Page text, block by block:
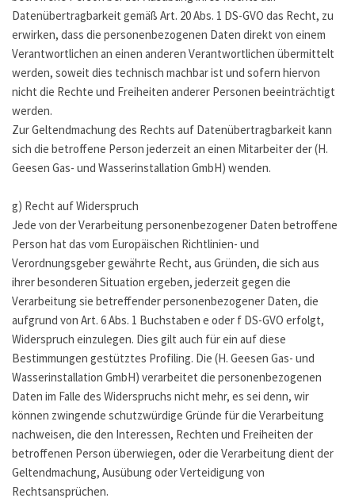
Datenübertragbarkeit gemäß Art. 20 Abs. 1 DS-GVO das Recht, zu
erwirken, dass die personenbezogenen Daten direkt von einem
Verantwortlichen an einen anderen Verantwortlichen übermittelt
werden, soweit dies technisch machbar ist und sofern hiervon
nicht die Rechte und Freiheiten anderer Personen beeinträchtigt
werden.
Zur Geltendmachung des Rechts auf Datenübertragbarkeit kann
sich die betroffene Person jederzeit an einen Mitarbeiter der (H.
Geesen Gas- und Wasserinstallation GmbH) wenden.
g) Recht auf Widerspruch
Jede von der Verarbeitung personenbezogener Daten betroffene
Person hat das vom Europäischen Richtlinien- und
Verordnungsgeber gewährte Recht, aus Gründen, die sich aus
ihrer besonderen Situation ergeben, jederzeit gegen die
Verarbeitung sie betreffender personenbezogener Daten, die
aufgrund von Art. 6 Abs. 1 Buchstaben e oder f DS-GVO erfolgt,
Widerspruch einzulegen. Dies gilt auch für ein auf diese
Bestimmungen gestütztes Profiling. Die (H. Geesen Gas- und
Wasserinstallation GmbH) verarbeitet die personenbezogenen
Daten im Falle des Widerspruchs nicht mehr, es sei denn, wir
können zwingende schutzwürdige Gründe für die Verarbeitung
nachweisen, die den Interessen, Rechten und Freiheiten der
betroffenen Person überwiegen, oder die Verarbeitung dient der
Geltendmachung, Ausübung oder Verteidigung von
Rechtsansprüchen.